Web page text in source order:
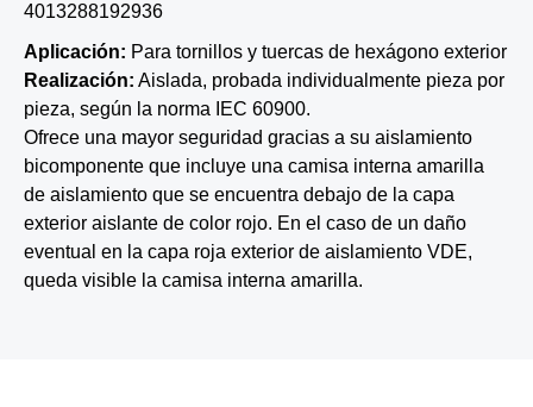
4013288192936
Aplicación: Para tornillos y tuercas de hexágono exterior
Realización: Aislada, probada individualmente pieza por
pieza, según la norma IEC 60900.
Ofrece una mayor seguridad gracias a su aislamiento
bicomponente que incluye una camisa interna amarilla
de aislamiento que se encuentra debajo de la capa
exterior aislante de color rojo. En el caso de un daño
eventual en la capa roja exterior de aislamiento VDE,
queda visible la camisa interna amarilla.